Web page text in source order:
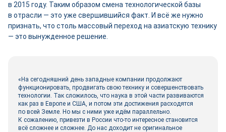
в 2015 году. Таким образом смена технологической базы
в отрасли — это уже свершившийся факт. И всё же нужно
признать, что столь массовый переход на азиатскую технику
— это вынужденное решение.
«На сегодняшний день западные компании продолжают
функционировать, продвигать свою технику и совершенствовать
технологии. Так сложилось, что наука в этой части развиваются
как раз в Европе и США, и потом эти достижения расходятся
по всей Земле. Но мы с ними уже идём параллельно.
К сожалению, привезти в России что‑то интересное становится
всё сложнее и сложнее. До нас доходит не оригинальное